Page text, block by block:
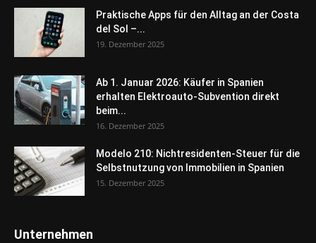
Praktische Apps für den Alltag an der Costa
del Sol –...
19. Dezember 2025
Ab 1. Januar 2026: Käufer in Spanien
erhalten Elektroauto-Subvention direkt
beim...
16. Dezember 2025
Modelo 210: Nichtresidenten-Steuer für die
Selbstnutzung von Immobilien in Spanien
15. Dezember 2025
Unternehmen